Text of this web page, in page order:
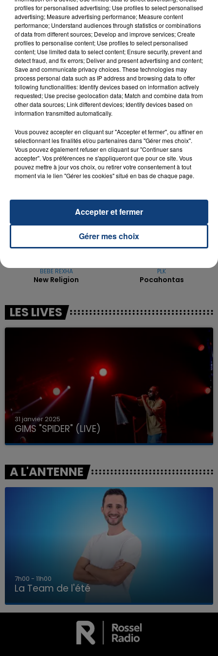
LA TEAM DE L'ÉTÉ
d'un liquide inflammable.
20 juillet 2026
UNE ADOLESCENTE DEVANT SE FAIRE
OPÉRER DE LA CHEVILLE RESSORT DE LA...
La famille a porté plainte contre la clinique qui a
excuses.
TITRES DIFFUSÉS
22h36
22h36
BEBE REXHA
New Religion
22h33
22h33
PLK
Pocahontas
LES LIVES
31 janvier 2025
GIMS "SPIDER" (LIVE)
A L'ANTENNE
7h00 - 11h00
La Team de l'été
profiles for personalised advertising; Use profiles to select personalised
advertising; Measure advertising performance; Measure content
performance; Understand audiences through statistics or combinations
of data from different sources; Develop and improve services; Create
profiles to personalise content; Use profiles to select personalised
content; Use limited data to select content; Ensure security, prevent and
detect fraud, and fix errors; Deliver and present advertising and content;
Save and communicate privacy choices. These technologies may
process personal data such as IP address and browsing data to offer
following functionalities: Identify devices based on information actively
requested; Use precise geolocation data; Match and combine data from
other data sources; Link different devices; Identify devices based on
information transmitted automatically.
Vous pouvez accepter en cliquant sur "Accepter et fermer", ou affiner en
sélectionnant les finalités et/ou partenaires dans "Gérer mes choix".
Vous pouvez également refuser en cliquant sur "Continuer sans
accepter". Vos préférences ne s'appliqueront que pour ce site. Vous
pouvez mettre à jour vos choix, ou retirer votre consentement à tout
moment via le lien "Gérer les cookies" situé en bas de chaque page.
Gérer mes choix
Accepter et fermer